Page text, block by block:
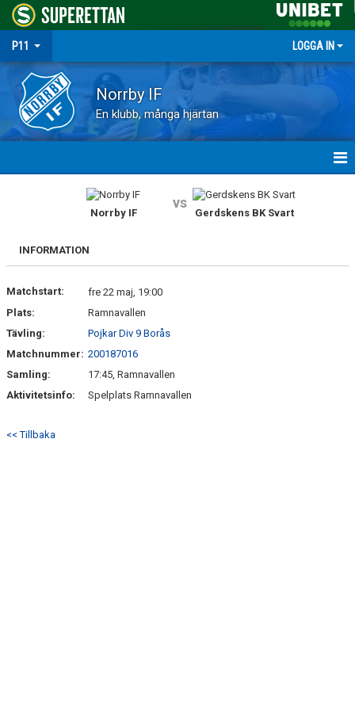
P11 LOGGA IN
Norrby IF
En klubb, många hjärtan
MATCHER
TRUPPEN
BILDER
TABELL P11
Norrby IF
vs
Gerdskens BK Svart
INFORMATION
Matchstart:
fre 22 maj, 19:00
Plats:
Ramnavallen
Tävling:
Pojkar Div 9 Borås
Matchnummer: 200187016
Samling:
17:45, Ramnavallen
Aktivitetsinfo:
Spelplats Ramnavallen
<< Tillbaka